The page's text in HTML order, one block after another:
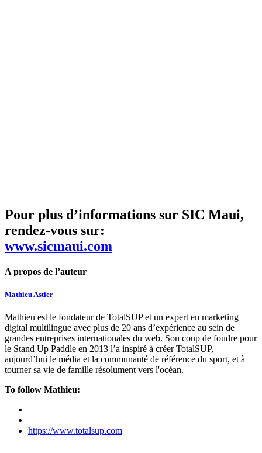
Pour plus d’informations sur SIC Maui,
rendez-vous sur:
www.sicmaui.com
A propos de l’auteur
Mathieu Astier
Mathieu est le fondateur de TotalSUP et un expert en marketing
digital multilingue avec plus de 20 ans d’expérience au sein de
grandes entreprises internationales du web. Son coup de foudre pour
le Stand Up Paddle en 2013 l’a inspiré à créer TotalSUP,
aujourd’hui le média et la communauté de référence du sport, et à
tourner sa vie de famille résolument vers l'océan.
To follow Mathieu:
https://www.totalsup.com